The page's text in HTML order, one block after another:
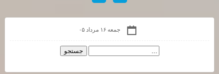
جمعه ۱۶ مرداد ۰۵